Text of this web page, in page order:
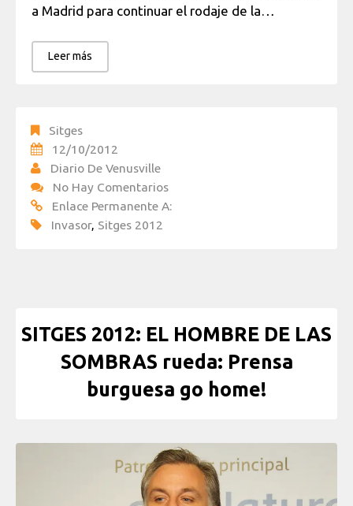
a Madrid para continuar el rodaje de la…
Leer más
Sitges
12/10/2012
Diario De Venusville
No Hay Comentarios
Enlace Permanente A:
Invasor, Sitges 2012
SITGES 2012: EL HOMBRE DE LAS
SOMBRAS rueda: Prensa
burguesa go home!